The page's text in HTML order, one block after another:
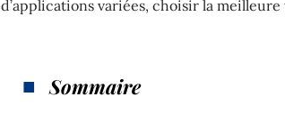
d’applications variées, choisir la
Sommaire